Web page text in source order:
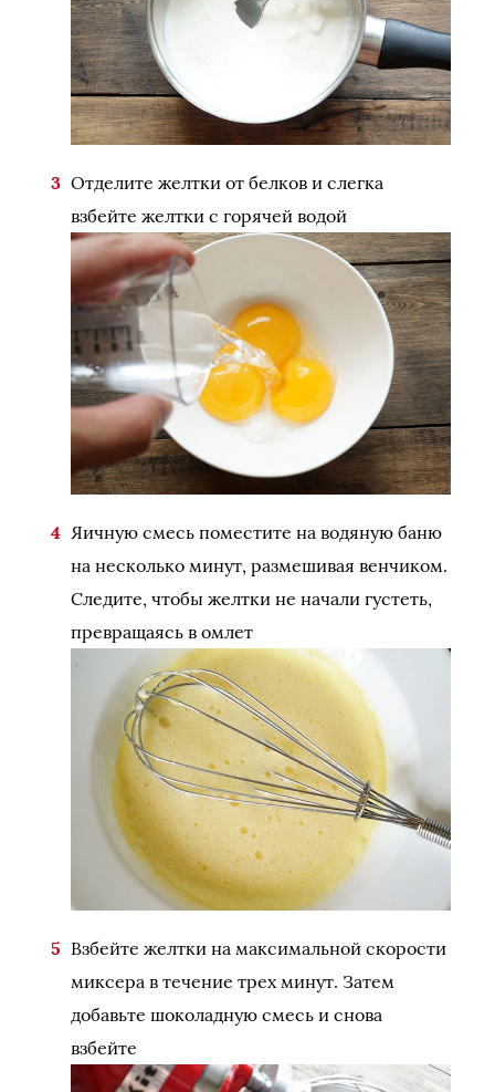
Отделите желтки от белков и слегка
взбейте желтки с горячей водой
Яичную смесь поместите на водяную баню
на несколько минут, размешивая венчиком.
Следите, чтобы желтки не начали густеть,
превращаясь в омлет
Взбейте желтки на максимальной скорости
миксера в течение трех минут. Затем
добавьте шоколадную смесь и снова
взбейте